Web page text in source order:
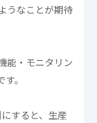
うなことが期待
能・モニタリン
。
すると、生産